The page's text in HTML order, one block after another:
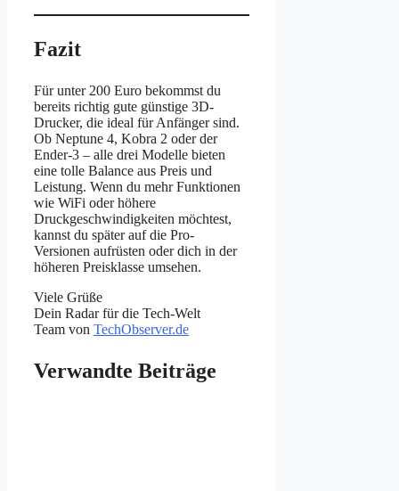
Fazit
Für unter 200 Euro bekommst du
bereits richtig gute günstige 3D-
Drucker, die ideal für Anfänger sind.
Ob Neptune 4, Kobra 2 oder der
Ender-3 – alle drei Modelle bieten
eine tolle Balance aus Preis und
Leistung. Wenn du mehr Funktionen
wie WiFi oder höhere
Druckgeschwindigkeiten möchtest,
kannst du später auf die Pro-
Versionen aufrüsten oder dich in der
höheren Preisklasse umsehen.
Viele Grüße
Dein Radar für die Tech-Welt
Team von TechObserver.de
Verwandte Beiträge